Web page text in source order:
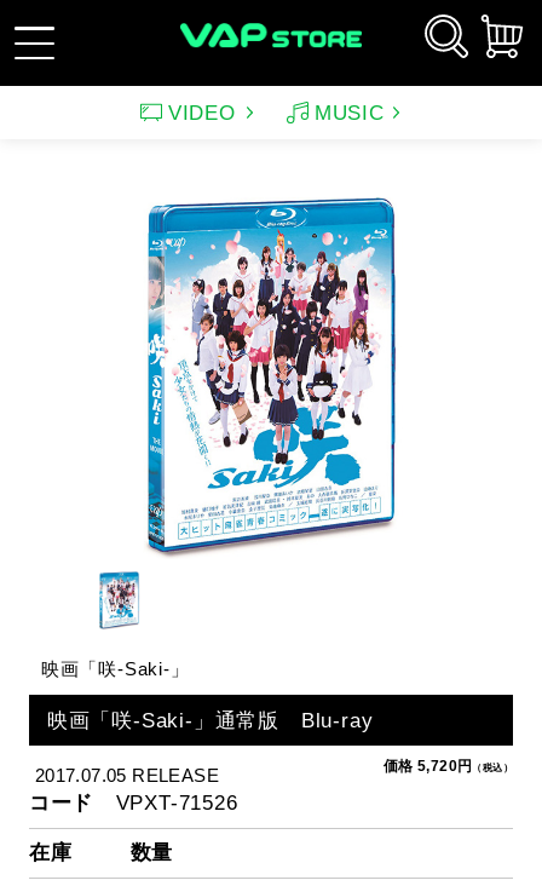
新規会員登録 ログイン
VIDEO MUSIC
サウンドトラック（テレ
アニメーション（CD）
アンパンマン音楽商品
その他
アニメーション
アンパンマン ルパン三世
イメージ
スポーツ・格闘技
特集
映画「咲-Saki-」
映画「咲-Saki-」通常版 Blu-ray
2017.07.05 RELEASE 価格 5,720円 （税込）
コード VPXT-71526
在庫 数量